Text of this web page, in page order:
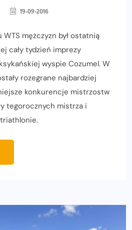
19-09-2016
WTS mężczyzn był ostatnią
cały tydzień imprezy
wyspie Cozumel. W
rozegrane najbardziej
konkurencje mistrzostw
tegorocznych mistrza i